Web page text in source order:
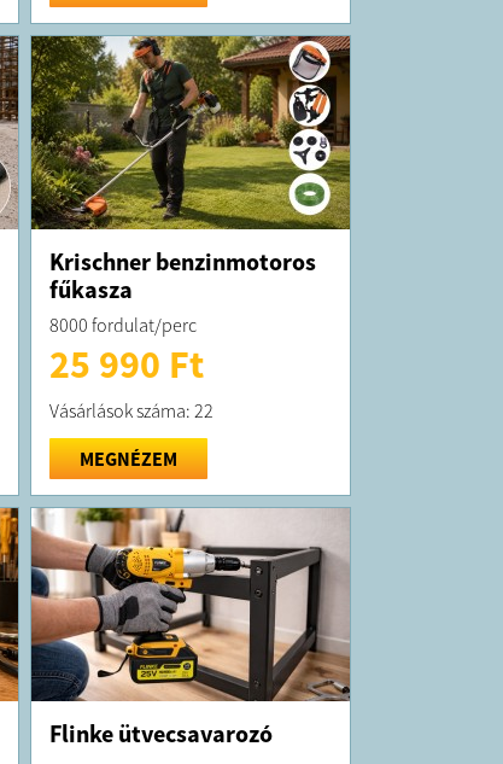
Krischner benzinmotoros
fűkasza
8000 fordulat/perc
25 990 Ft
Vásárlások száma: 22
MEGNÉZEM
Flinke ütvecsavarozó